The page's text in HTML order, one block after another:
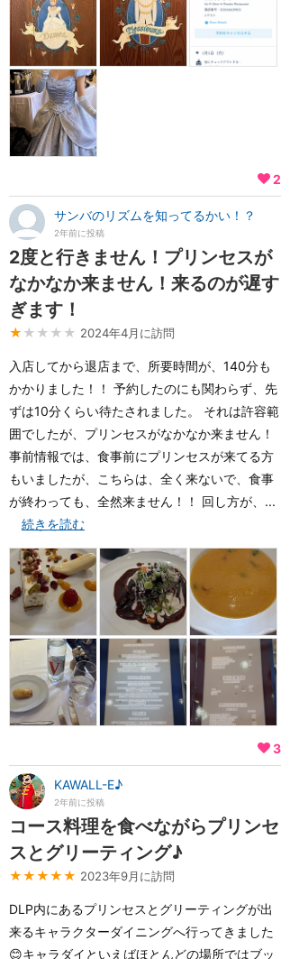
2
サンバのリズムを知ってるかい！？
2年前に投稿
2度と行きません！プリンセスが
なかなか来ません！来るのが遅す
ぎます！
★ ★★★★ 2024年4月に訪問
入店してから退店まで、所要時間が、140分も
かかりました！！ 予約したのにも関わらず、先
ずは10分くらい待たされました。 それは許容範
囲でしたが、プリンセスがなかなか来ません！
事前情報では、食事前にプリンセスが来てる方
もいましたが、こちらは、全く来ないで、食事
が終わっても、全然来ません！！ 回し方が、...
続きを読む
3
KAWALL-E♪
2年前に投稿
コース料理を食べながらプリンセ
スとグリーティング♪
★★★★★ 2023年9月に訪問
DLP内にあるプリンセスとグリーティングが出
来るキャラクターダイニングへ行ってきました
😊キャラダイといえばほとんどの場所ではブッ